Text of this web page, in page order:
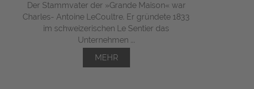
Der Stammvater der »Grande Maison« war
Charles- Antoine LeCoultre. Er gründete 1833
im schweizerischen Le Sentier das
Unternehmen ...
MEHR